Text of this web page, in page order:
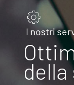
I nostri
della